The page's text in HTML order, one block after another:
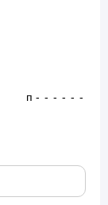
п - - - - - -